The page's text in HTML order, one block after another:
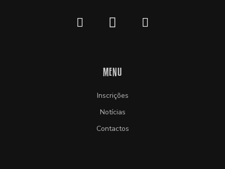
MENU
Inscrições
Notícias
Contactos